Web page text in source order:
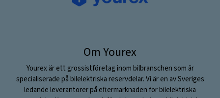
Om Yourex
Yourex är ett grossistföretag inom bilbranschen som är
specialiserade på bilelektriska reservdelar. Vi är en av Sveriges
ledande leverantörer på eftermarknaden för bilelektriska